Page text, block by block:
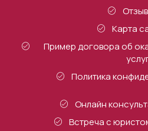
Карта
Пример договора об
Политика
Онлайн
Встреча с